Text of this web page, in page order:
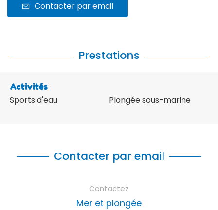
Contacter par email
Prestations
Activités
Sports d'eau Plongée sous-marine
Contacter par email
Contactez
Mer et plongée